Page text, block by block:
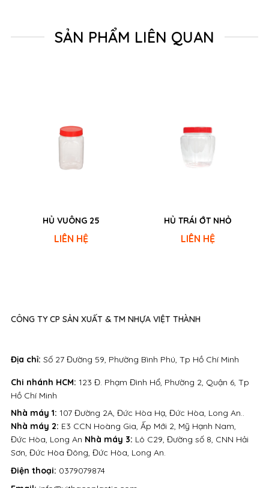
SẢN PHẨM LIÊN QUAN
HỦ VUÔNG 25
LIÊN HỆ
HỦ TRÁI ỚT NHỎ
LIÊN HỆ
Địa chỉ: Số 27 Đường 59, Phường Bình Phú, Tp Hồ Chí Minh
Điện thoại: 0379079874
CÔNG TY CP SẢN XUẤT & TM NHỰA VIỆT THÀNH
Nhà máy 1: 107 Đường 2A, Đức Hòa Hạ, Đức Hòa, Long An..
Nhà máy 2: E3 CCN Hoàng Gia, Ấp Mới 2, Mỹ Hạnh Nam,
Đức Hòa, Long An Nhà máy 3: Lô C29, Đường số 8, CNN Hải
Sơn, Đức Hòa Đông, Đức Hòa, Long An.
Chi nhánh HCM: 123 Đ. Phạm Đình Hổ, Phường 2, Quận 6, Tp
Hồ Chí Minh